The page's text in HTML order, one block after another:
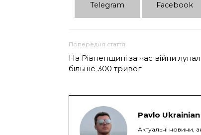
Telеgram Facebook
Попередня стаття
На Рівненщині за час війни
більше 300 тривог
Pavlo Ukrainian
Актуальні новини,